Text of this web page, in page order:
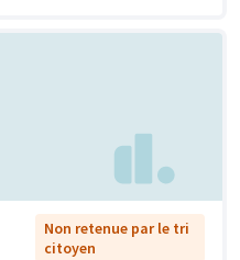
Non retenue par le tri
citoyen